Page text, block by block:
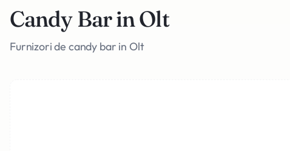
Candy Bar in Olt
Furnizori de candy bar in Olt